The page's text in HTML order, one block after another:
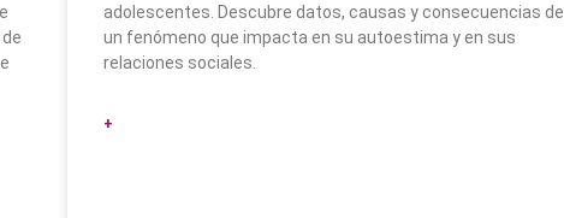
adolescentes. Descubre datos, causas y consecuencias de
un fenómeno que impacta en su autoestima y en sus
relaciones sociales.
+